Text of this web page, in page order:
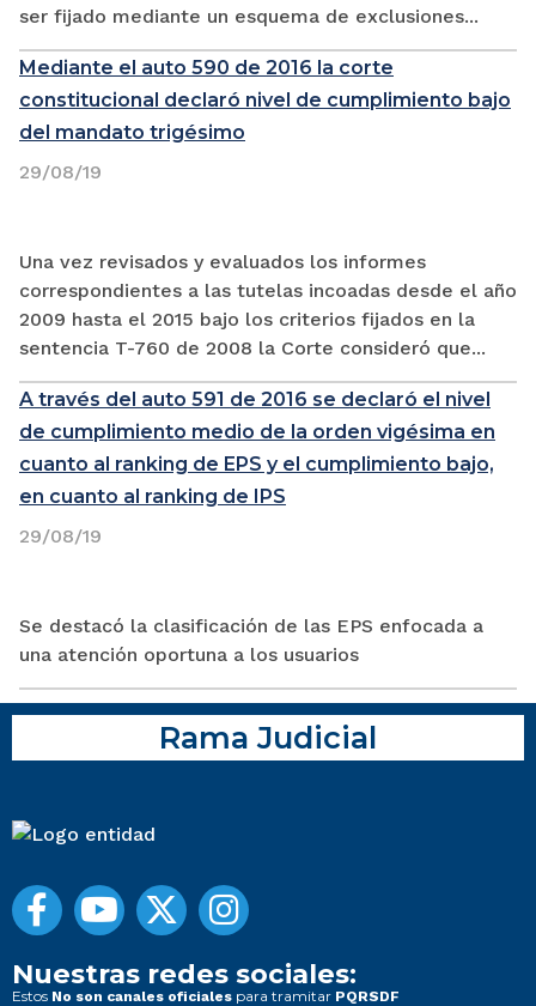
ser fijado mediante un esquema de exclusiones...
Mediante el auto 590 de 2016 la corte
constitucional declaró nivel de cumplimiento bajo
del mandato trigésimo
Una vez revisados y evaluados los informes
correspondientes a las tutelas incoadas desde el año
2009 hasta el 2015 bajo los criterios fijados en la
sentencia T-760 de 2008 la Corte consideró que...
29/08/19
A través del auto 591 de 2016 se declaró el nivel
de cumplimiento medio de la orden vigésima en
cuanto al ranking de EPS y el cumplimiento bajo,
en cuanto al ranking de IPS
Se destacó la clasificación de las EPS enfocada a
una atención oportuna a los usuarios
29/08/19
Rama Judicial
Nuestras redes sociales:
Estos No son canales oficiales para tramitar PQRSDF